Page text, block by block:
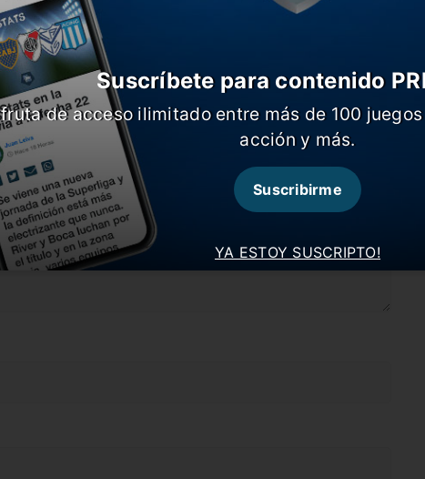
YA ESTOY SUSCRIPTO!
Suscríbete para contenido
de acceso ilimitado entre más de 100
acción y más.
Suscribirme